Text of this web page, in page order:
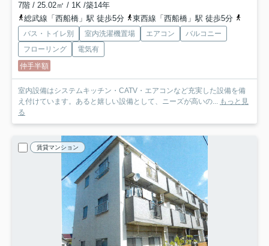
7階 / 25.02㎡ / 1K /築14年
総武線「西船橋」駅 徒歩5分
東西線「西船橋」駅 徒歩5分
バス・トイレ別 室内洗濯機置場 エアコン
バルコニー
フローリング
電気有
仲手半額
室内設備はシステムキッチン・CATV・エアコンなど充実した設備を備
え付けています。あると嬉しい設備として、ニーズが高いの... もっと見
る
賃貸マンション